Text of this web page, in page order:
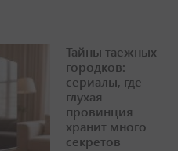
Тайны таежных
городков:
сериалы, где
глухая
провинция
хранит много
секретов